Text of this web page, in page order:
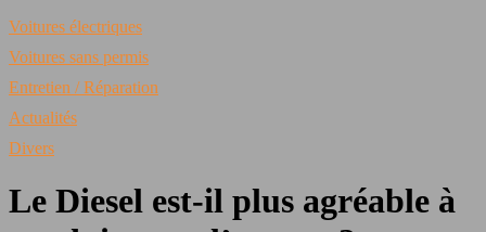
Voitures électriques
Voitures sans permis
Entretien / Réparation
Actualités
Divers
Le Diesel est-il plus agréable à